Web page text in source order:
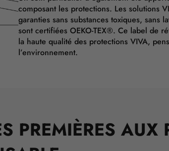
composant les protections. Les solutions
garanties sans substances toxiques, sans
sont certifiées OEKO-TEX®. Ce label de
la haute qualité des protections VIVA,
l’environnement.
PREMIÈRES AUX